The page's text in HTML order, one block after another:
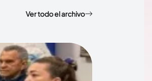
Ver todo el archivo